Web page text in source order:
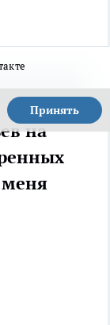
Принять
на
меня